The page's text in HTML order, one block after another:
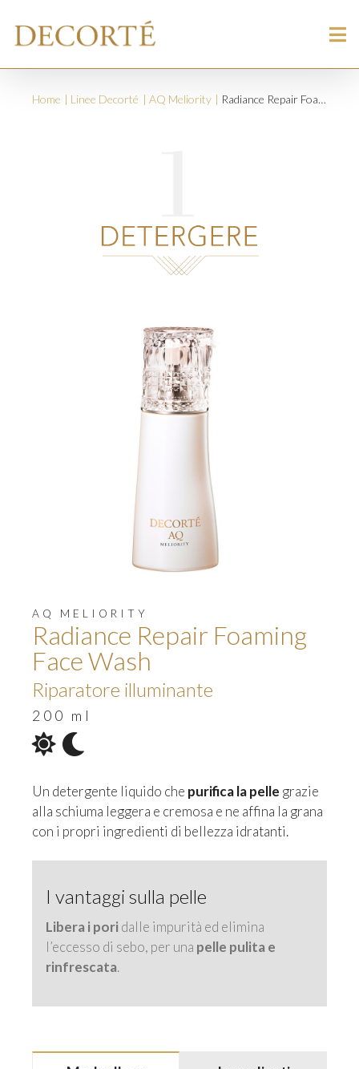
Home Linee Decorté AQ Meliority Radiance Repair Foaming Face Wash
AQ MELIORITY
Radiance Repair Foaming
Face Wash
Riparatore illuminante
200 ml
Un detergente liquido che purifica la pelle grazie
alla schiuma leggera e cremosa e ne affina la grana
con i propri ingredienti di bellezza idratanti.
I vantaggi sulla pelle
Libera i pori dalle impurità ed elimina
l’eccesso di sebo, per una pelle pulita e
rinfrescata.